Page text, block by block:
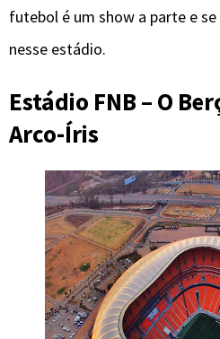
futebol é um show a parte e
nesse estádio.
Estádio FNB – O
Arco-Íris